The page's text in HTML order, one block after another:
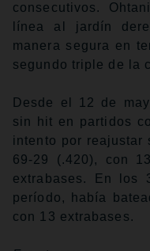
consecutivos.
línea al jardín
manera segura en
segundo triple de la
Desde el 12 de
sin hit en partidos
intento por reajustar
69-29 (.420), con
extrabases. En los
período, había
con 13 extrabases.